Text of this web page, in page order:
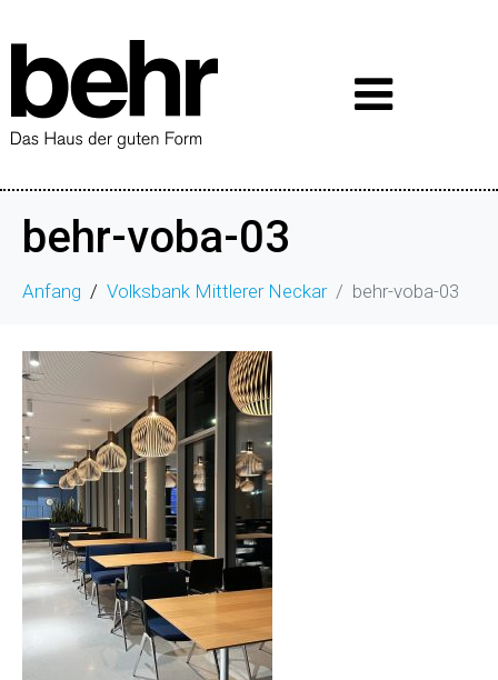
behr-voba-03
Anfang Volksbank Mittlerer Neckar behr-voba-03